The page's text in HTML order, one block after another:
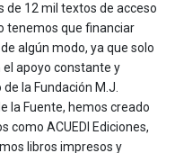
de 12 mil textos de acceso
tenemos que financiar
algún modo, ya que solo
apoyo constante y
la Fundación M.J.
la Fuente, hemos creado
como ACUEDI Ediciones,
libros impresos y